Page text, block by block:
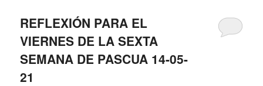
REFLEXIÓN PARA EL
VIERNES DE LA SEXTA
SEMANA DE PASCUA 14-05-
21